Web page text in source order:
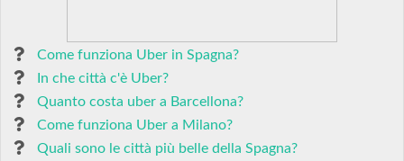
Come funziona Uber in Spagna?
In che città c'è Uber?
Quanto costa uber a Barcellona?
Come funziona Uber a Milano?
Quali sono le città più belle della Spagna?